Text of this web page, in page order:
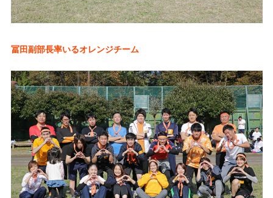
冨田副部長率いるオレンジチーム